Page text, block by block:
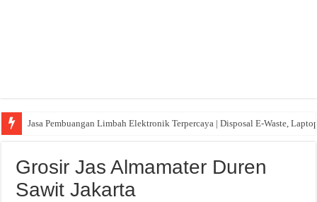
Jasa Pembuangan Limbah Elektronik Terpercaya | Disposal E-Waste,
Grosir Jas Almamater Duren
Sawit Jakarta